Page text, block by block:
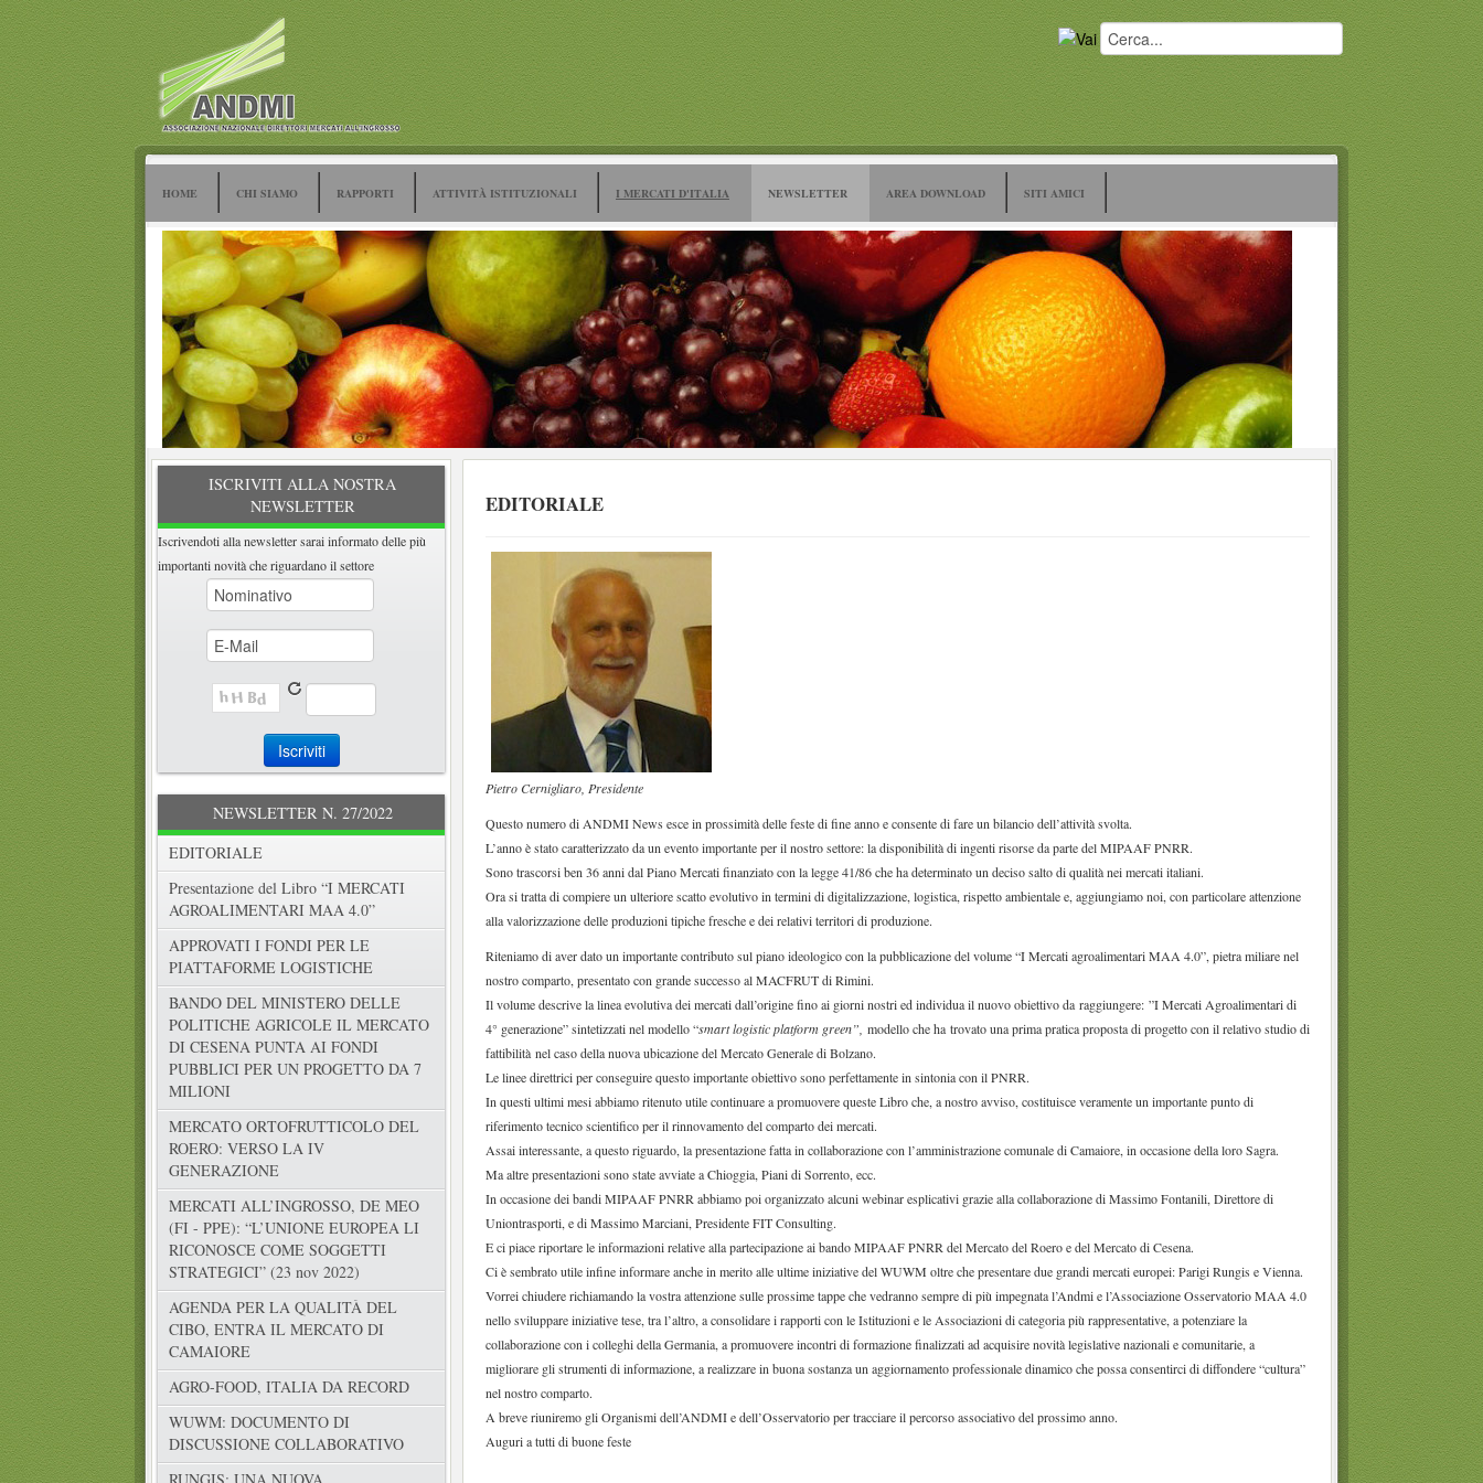
HOME CHI SIAMO RAPPORTI ATTIVITÀ ISTITUZIONALI I MERCATI D'ITALIA NEWSLETTER AREA DOWNLOAD SITI AMICI
ISCRIVITI ALLA NOSTRA
NEWSLETTER
Iscrivendoti alla newsletter sarai informato delle più
importanti novità che riguardano il settore
NEWSLETTER N. 27/2022
EDITORIALE
Presentazione del Libro “I MERCATI
AGROALIMENTARI MAA 4.0”
APPROVATI I FONDI PER LE
PIATTAFORME LOGISTICHE
BANDO DEL MINISTERO DELLE
POLITICHE AGRICOLE IL MERCATO
DI CESENA PUNTA AI FONDI
PUBBLICI PER UN PROGETTO DA 7
MILIONI
MERCATO ORTOFRUTTICOLO DEL
ROERO: VERSO LA IV
GENERAZIONE
MERCATI ALL’INGROSSO, DE MEO
(FI - PPE): “L’UNIONE EUROPEA LI
RICONOSCE COME SOGGETTI
STRATEGICI” (23 nov 2022)
AGENDA PER LA QUALITÀ DEL
CIBO, ENTRA IL MERCATO DI
CAMAIORE
AGRO-FOOD, ITALIA DA RECORD
WUWM: DOCUMENTO DI
DISCUSSIONE COLLABORATIVO
EDITORIALE
Pietro Cernigliaro, Presidente
Questo numero di ANDMI News esce in prossimità delle feste di fine anno e consente di fare un bilancio dell’attività svolta.
L’anno è stato caratterizzato da un evento importante per il nostro settore: la disponibilità di ingenti risorse da parte del MIPAAF PNRR.
Sono trascorsi ben 36 anni dal Piano Mercati finanziato con la legge 41/86 che ha determinato un deciso salto di qualità nei mercati italiani.
Ora si tratta di compiere un ulteriore scatto evolutivo in termini di digitalizzazione, logistica, rispetto ambientale e, aggiungiamo noi, con particolare attenzione
alla valorizzazione delle produzioni tipiche fresche e dei relativi territori di produzione.
Riteniamo di aver dato un importante contributo sul piano ideologico con la pubblicazione del volume “I Mercati agroalimentari MAA 4.0”, pietra miliare nel
nostro comparto, presentato con grande successo al MACFRUT di Rimini.
Il volume descrive la linea evolutiva dei mercati dall’origine fino ai giorni nostri ed individua il nuovo obiettivo da raggiungere: ”I Mercati Agroalimentari di
4° generazione” sintetizzati nel modello “smart logistic platform green”, modello che ha trovato una prima pratica proposta di progetto con il relativo studio di
fattibilità nel caso della nuova ubicazione del Mercato Generale di Bolzano.
Le linee direttrici per conseguire questo importante obiettivo sono perfettamente in sintonia con il PNRR.
In questi ultimi mesi abbiamo ritenuto utile continuare a promuovere queste Libro che, a nostro avviso, costituisce veramente un importante punto di
riferimento tecnico scientifico per il rinnovamento del comparto dei mercati.
Assai interessante, a questo riguardo, la presentazione fatta in collaborazione con l’amministrazione comunale di Camaiore, in occasione della loro Sagra.
Ma altre presentazioni sono state avviate a Chioggia, Piani di Sorrento, ecc.
In occasione dei bandi MIPAAF PNRR abbiamo poi organizzato alcuni webinar esplicativi grazie alla collaborazione di Massimo Fontanili, Direttore di
Uniontrasporti, e di Massimo Marciani, Presidente FIT Consulting.
E ci piace riportare le informazioni relative alla partecipazione ai bando MIPAAF PNRR del Mercato del Roero e del Mercato di Cesena.
Ci è sembrato utile infine informare anche in merito alle ultime iniziative del WUWM oltre che presentare due grandi mercati europei: Parigi Rungis e Vienna.
Vorrei chiudere richiamando la vostra attenzione sulle prossime tappe che vedranno sempre di più impegnata l’Andmi e l’Associazione Osservatorio MAA 4.0
nello sviluppare iniziative tese, tra l’altro, a consolidare i rapporti con le Istituzioni e le Associazioni di categoria più rappresentative, a potenziare la
collaborazione con i colleghi della Germania, a promuovere incontri di formazione finalizzati ad acquisire novità legislative nazionali e comunitarie, a
migliorare gli strumenti di informazione, a realizzare in buona sostanza un aggiornamento professionale dinamico che possa consentirci di diffondere “cultura”
nel nostro comparto.
A breve riuniremo gli Organismi dell’ANDMI e dell’Osservatorio per tracciare il percorso associativo del prossimo anno.
Auguri a tutti di buone feste